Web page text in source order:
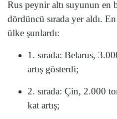
Rus peynir altı suyunun en
dördüncü sırada yer aldı.
ülke şunlardı:
1. sırada: Belarus,
artış gösterdi;
2. sırada: Çin, 2.000
kat artış;